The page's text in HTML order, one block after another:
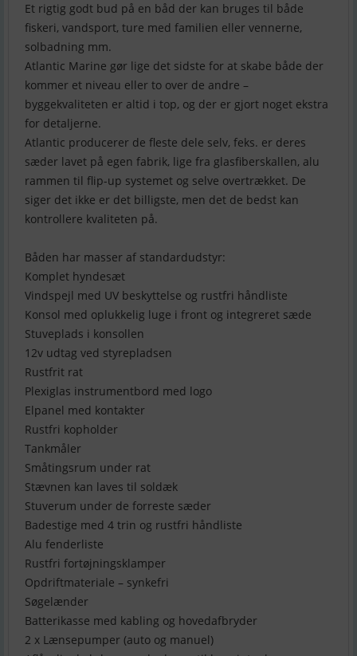
Et rigtig godt bud på en båd der kan bruges til både
fiskeri, vandsport, ture med familien eller vennerne,
solbadning mm.
Atlantic Marine gør lige det sidste for at skabe både der
kommer et niveau eller to over de andre –
byggekvaliteten er altid i top, og der er gjort noget ekstra
for detaljerne.
Atlantic producerer de fleste dele selv, feks. er deres
sæder lavet på egen fabrik, lige fra glasfiberskallen, alu
rammen til flip-up systemet og selve overtrækket. De
siger det ikke er det billigste, men det de bedst kan
kontrollere kvaliteten på.
Båden har masser af standardudstyr:
Komplet hyndesæt
Vindspejl med UV beskyttelse og rustfri håndliste
Konsol med oplukkelig luge i front og integreret sæde
Stuveplads i konsollen
12v udtag ved styrepladsen
Rustfrit rat
Plexiglas instrumentbord med logo
Elpanel med kontakter
Rustfri kopholder
Tankmåler
Småtingsrum under rat
Stævnen kan laves til soldæk
Stuverum under de forreste sæder
Badestige med 4 trin og rustfri håndliste
Alu fenderliste
Rustfri fortøjningsklamper
Opdriftmateriale – synkefri
Søgelænder
Batterikasse med kabling og hovedafbryder
2 x Lænsepumper (auto og manuel)